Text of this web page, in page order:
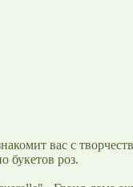
вас с
букетов роз.